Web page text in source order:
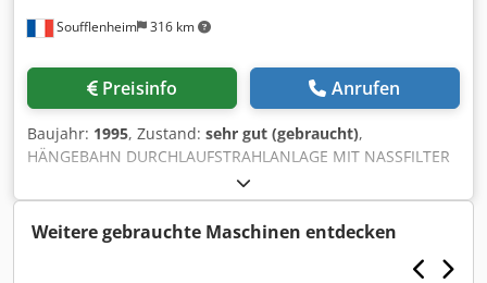
Soufflenheim 316 km
Preisinfo Anrufen
Baujahr: 1995, Zustand: sehr gut (gebraucht),
HÄNGEBAHN DURCHLAUFSTRAHLANLAGE MIT NASSFILTER
Strahlanlage Schleuderradanlage Bezeichnung:
Hängebahn Durchlauf Strahlanlage Hersteller: Schlick
Baujahr: 1995 Typ: DHB 12/14 Werkstück ø: 1.200mm
Werkstückhöhe max.: 1.400mm Charge max. kg: 500kg
Schleuderräder: 3 Stück á 7,5kW mit Frequenzumforme5
Weitere gebrauchte Maschinen entdecken